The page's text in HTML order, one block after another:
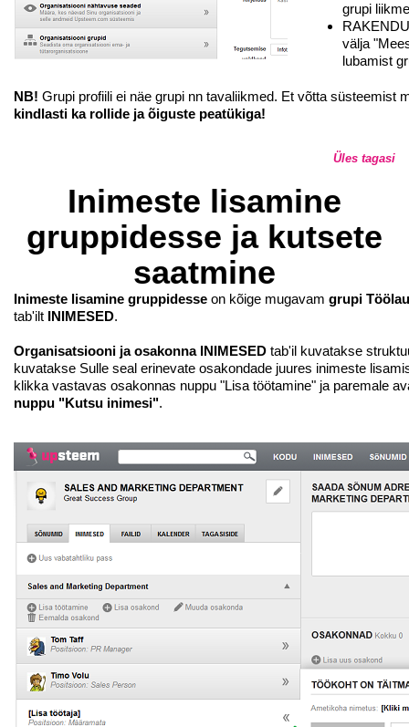
grupi
välja
lubamist
NB! Grupi profiili ei näe grupi nn tavaliikmed. Et võtta süsteemist
kindlasti ka rollide ja õiguste peatükiga!
Üles tagasi
Inimeste lisamine
gruppidesse ja kutsete
saatmine
Inimeste lisamine gruppidesse on kõige mugavam grupi
tab'ilt INIMESED.
Organisatsiooni ja osakonna INIMESED tab'il kuvatakse
kuvatakse Sulle seal erinevate osakondade juures inimeste
klikka vastavas osakonnas nuppu "Lisa töötamine" ja paremale
nuppu "Kutsu inimesi".